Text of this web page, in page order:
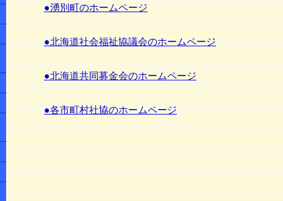
●湧別町のホームページ
●北海道社会福祉協議会のホームページ
●北海道共同募金会のホームページ
●各市町村社協のホームページ